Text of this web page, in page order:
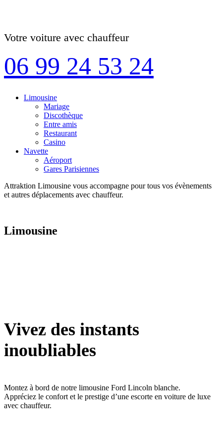
Votre voiture avec chauffeur
06 99 24 53 24
Limousine
Mariage
Discothèque
Entre amis
Restaurant
Casino
Navette
Aéroport
Gares Parisiennes
Attraktion Limousine vous accompagne pour tous vos évènements
et autres déplacements avec chauffeur.
Limousine
Vivez des instants
inoubliables
Montez à bord de notre limousine Ford Lincoln blanche.
Appréciez le confort et le prestige d’une escorte en voiture de luxe
avec chauffeur.